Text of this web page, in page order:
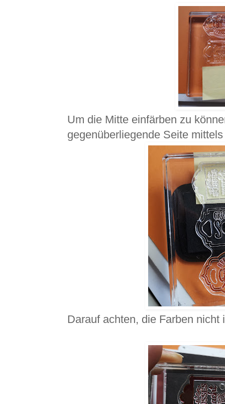
Um die Mitte einfärben zu
gegenüberliegende Seite
Darauf achten, die Farben nicht